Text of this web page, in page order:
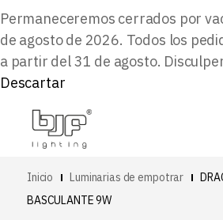
Permaneceremos cerrados por
de agosto de 2026. Todos los
a partir del 31 de agosto.
Descartar
Inicio Luminarias de empotrar
BASCULANTE 9W